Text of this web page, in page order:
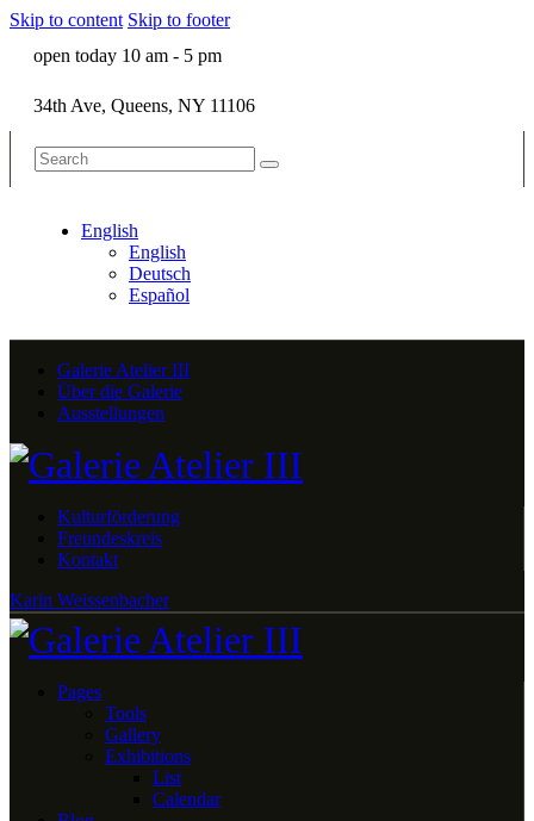
Skip to content Skip to footer
open today 10 am - 5 pm
34th Ave, Queens, NY 11106
English
English
Deutsch
Español
Galerie Atelier III
Über die Galerie
Ausstellungen
Kulturförderung
Freundeskreis
Kontakt
Karin Weissenbacher
Pages
Tools
Gallery
Exhibitions
List
Calendar